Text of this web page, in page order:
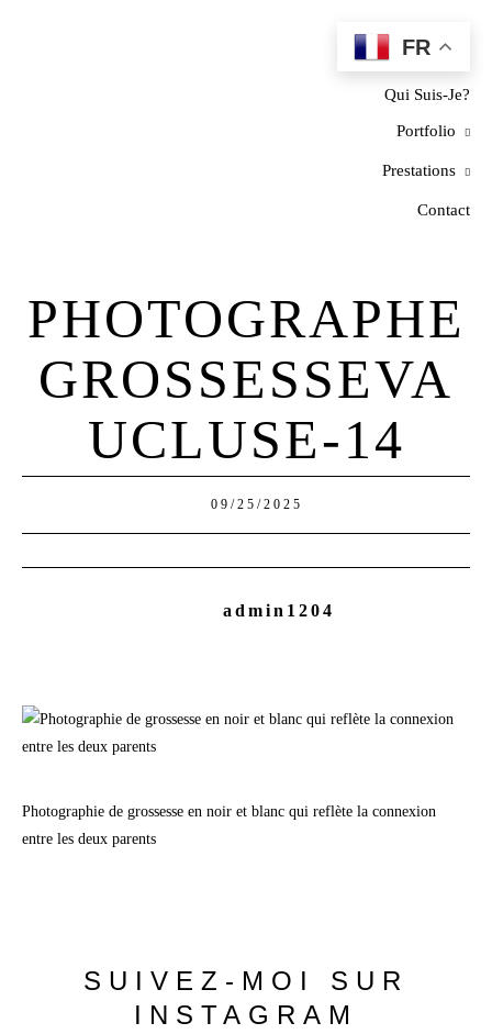
Home
Qui Suis-Je?
Portfolio
Prestations
Contact
PHOTOGRAPHE
GROSSESSEVA
UCLUSE-14
09/25/2025
admin1204
Photographie de grossesse en noir et blanc qui reflète la connexion
entre les deux parents
SUIVEZ-MOI SUR
INSTAGRAM
FR